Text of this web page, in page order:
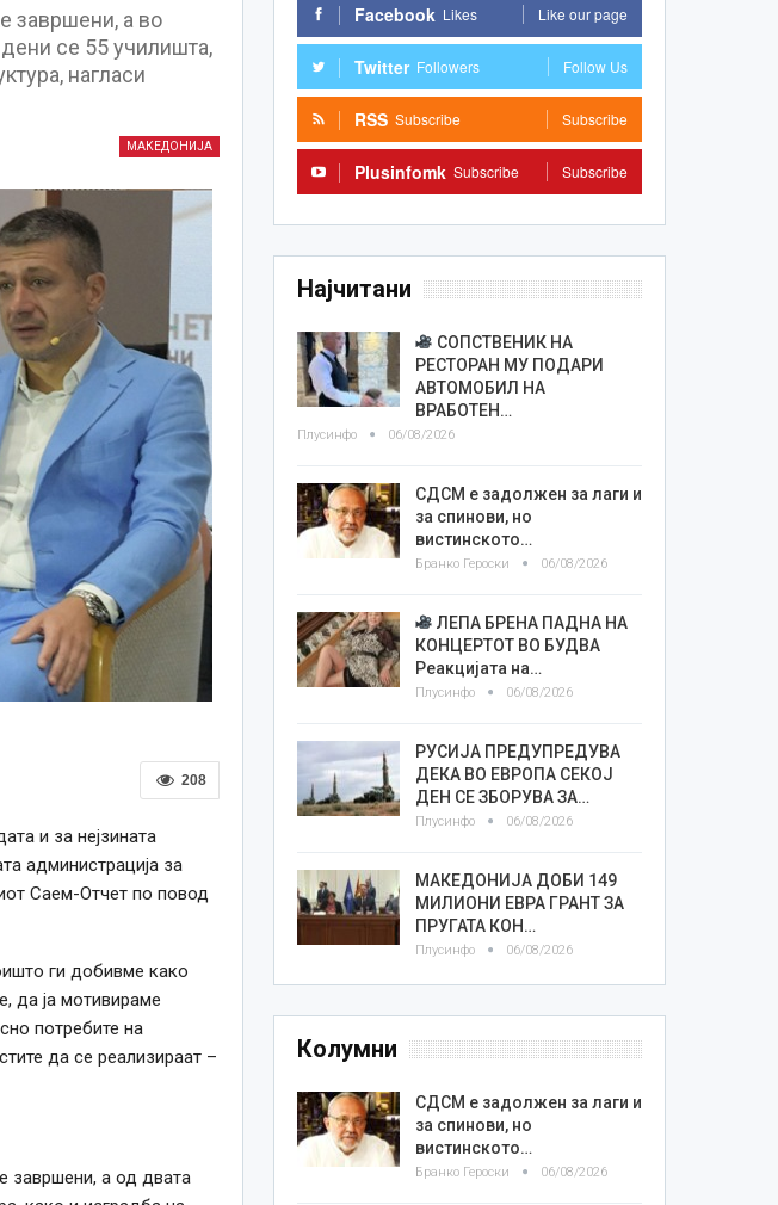
завршени, а во
се 55 училишта,
нагласи
МАКЕДОНИЈА
208
и за нејзината
администрација за
Саем-Отчет по повод
ги добивме како
да ја мотивираме
потребите на
да се реализираат –
завршени, а од двата
Facebook Likes Like our page
Twitter Followers Follow Us
RSS Subscribe Subscribe
Plusinfomk Subscribe Subscribe
Најчитани
СОПСТВЕНИК НА
РЕСТОРАН МУ ПОДАРИ
АВТОМОБИЛ НА
ВРАБОТЕН…
Плусинфо 06/08/2026
СДСМ е задолжен за лаги и
за спинови, но
вистинското…
Бранко Героски 06/08/2026
ЛЕПА БРЕНА ПАДНА НА
КОНЦЕРТОТ ВО БУДВА
Реакцијата на…
Плусинфо 06/08/2026
РУСИЈА ПРЕДУПРЕДУВА
ДЕКА ВО ЕВРОПА СЕКОЈ
ДЕН СЕ ЗБОРУВА ЗА…
Плусинфо 06/08/2026
МАКЕДОНИЈА ДОБИ 149
МИЛИОНИ ЕВРА ГРАНТ ЗА
ПРУГАТА КОН…
Плусинфо 06/08/2026
Колумни
СДСМ е задолжен за лаги и
за спинови, но
вистинското…
Бранко Героски 06/08/2026